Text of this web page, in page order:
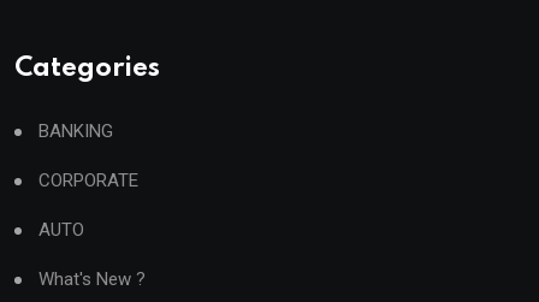
Categories
BANKING
CORPORATE
AUTO
What's New ?